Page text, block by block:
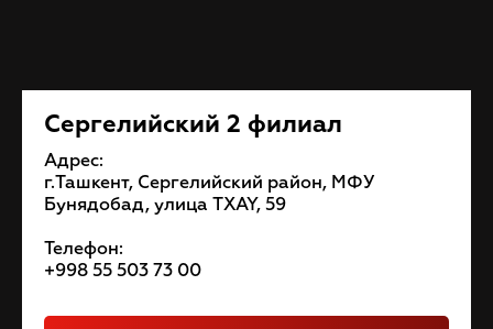
Сергелийский 2 филиал
Адрес:
г.Ташкент, Сергелийский район, МФУ
Бунядобад, улица TXAY, 59
Телефон:
+998 55 503 73 00